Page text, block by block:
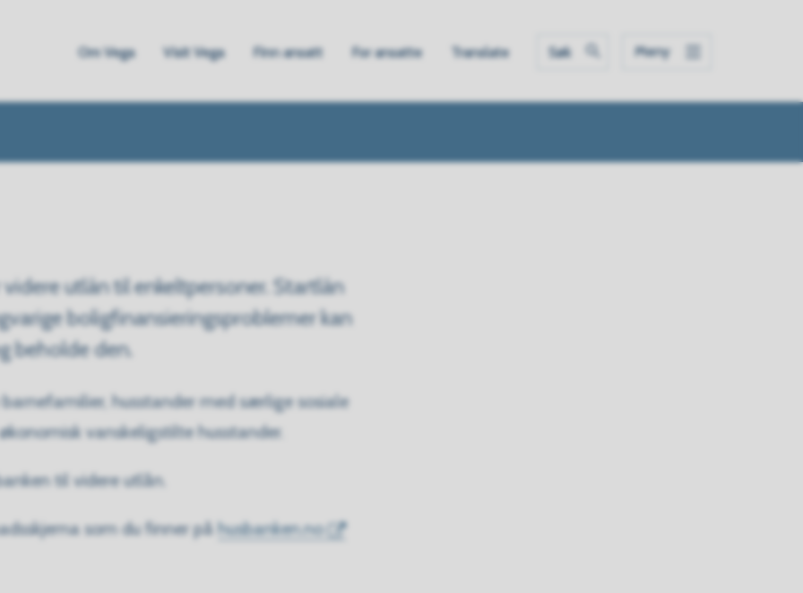
Om Vega Visit Vega Finn ansatt For ansatte Translate Søk Meny
utlån til enkeltpersoner. Startlån
boligfinansieringsproblemer kan
beholde den.
husstander med særlige sosiale
vanskeligstilte husstander.
til videre utlån.
som du finner på husbanken.no